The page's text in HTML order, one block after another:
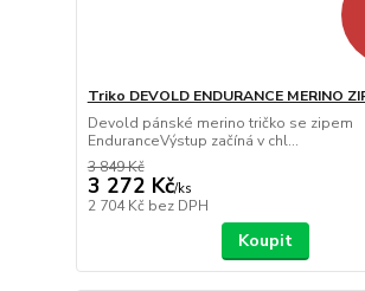
Triko DEVOLD ENDURANCE MERINO
Devold pánské merino tričko se zipem
EnduranceVýstup začíná v chl...
3 849 Kč
3 272 Kč/ks
2 704 Kč bez DPH
Koupit